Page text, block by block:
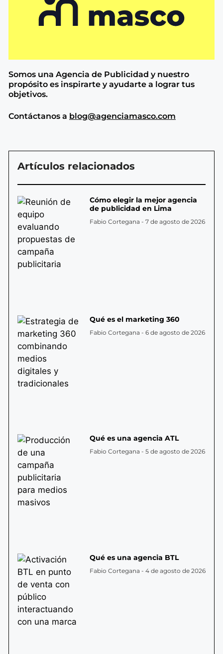
Somos una Agencia de Publicidad y nuestro
propósito es inspirarte y ayudarte a lograr tus
objetivos.
Contáctanos a blog@agenciamasco.com
Artículos relacionados
Cómo elegir la mejor agencia
de publicidad en Lima
Fabio Cortegana 7 de agosto de 2026
Qué es el marketing 360
Fabio Cortegana 6 de agosto de 2026
Qué es una agencia ATL
Fabio Cortegana 5 de agosto de 2026
Qué es una agencia BTL
Fabio Cortegana 4 de agosto de 2026